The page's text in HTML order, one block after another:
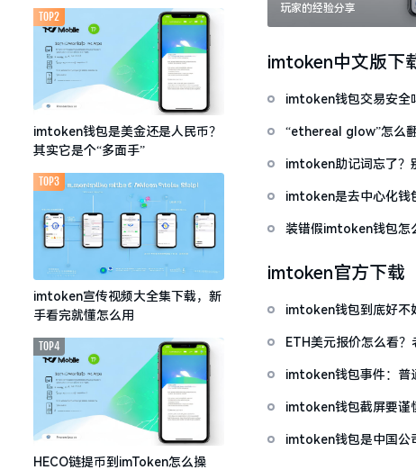
imtoken钱包是美金还是人民币？
其实它是个“多面手”
TOP2
imtoken宣传视频大全集下载，新
手看完就懂怎么用
TOP3
HECO链提币到imToken怎么操
TOP4
玩家的经验分享
imtoken中文版下
imtoken钱包交易安全
“ethereal glow”怎么
imtoken助记词忘了？
imtoken是去中心化钱
装错假imtoken钱包怎
imtoken官方下载
imtoken钱包到底好不
ETH美元报价怎么看
imtoken钱包事件：普
imtoken钱包截屏要谨
imtoken钱包是中国公